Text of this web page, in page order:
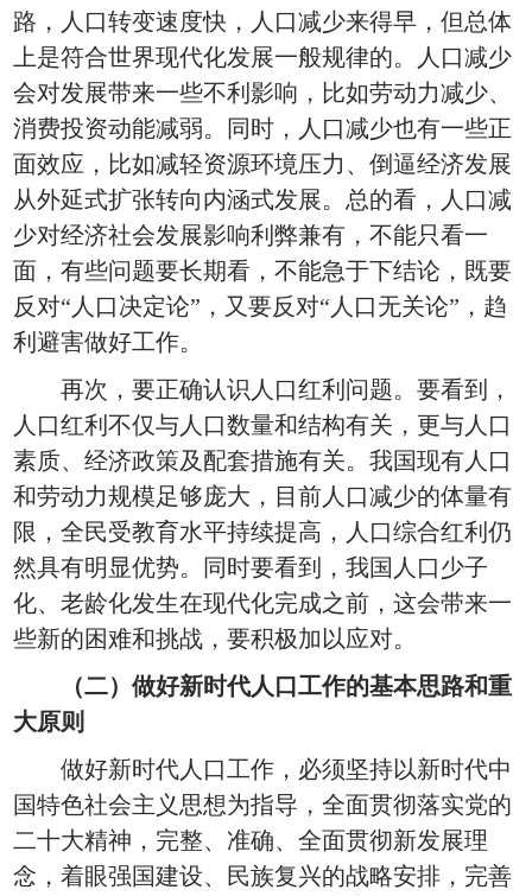
路，人口转变速度快，人口减少来得早，但总体
上是符合世界现代化发展一般规律的。人口减少
会对发展带来一些不利影响，比如劳动力减少、
消费投资动能减弱。同时，人口减少也有一些正
面效应，比如减轻资源环境压力、倒逼经济发展
从外延式扩张转向内涵式发展。总的看，人口减
少对经济社会发展影响利弊兼有，不能只看一
面，有些问题要长期看，不能急于下结论，既要
反对“人口决定论”，又要反对“人口无关论”，趋
利避害做好工作。
再次，要正确认识人口红利问题。要看到，
人口红利不仅与人口数量和结构有关，更与人口
素质、经济政策及配套措施有关。我国现有人口
和劳动力规模足够庞大，目前人口减少的体量有
限，全民受教育水平持续提高，人口综合红利仍
然具有明显优势。同时要看到，我国人口少子
化、老龄化发生在现代化完成之前，这会带来一
些新的困难和挑战，要积极加以应对。
（二）做好新时代人口工作的基本思路和重
大原则
做好新时代人口工作，必须坚持以新时代中
国特色社会主义思想为指导，全面贯彻落实党的
二十大精神，完整、准确、全面贯彻新发展理
念，着眼强国建设、民族复兴的战略安排，完善